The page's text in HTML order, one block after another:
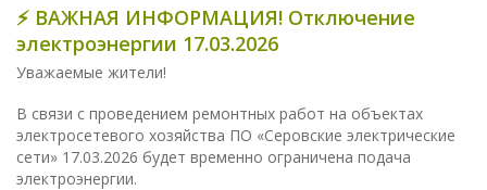
⚡️ ВАЖНАЯ ИНФОРМАЦИЯ! Отключение
электроэнергии 17.03.2026
Уважаемые жители!
В связи с проведением ремонтных работ на объектах
электросетевого хозяйства ПО «Серовские электрические
сети» 17.03.2026 будет временно ограничена подача
электроэнергии.